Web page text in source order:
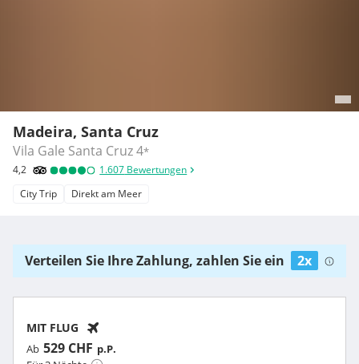
Madeira, Santa Cruz
Vila Gale Santa Cruz4*
4,2 1.607 Bewertungen
City Trip
Direkt am Meer
Verteilen Sie Ihre Zahlung, zahlen Sie ein 2x
MIT FLUG
Ab 529 CHF p.P.